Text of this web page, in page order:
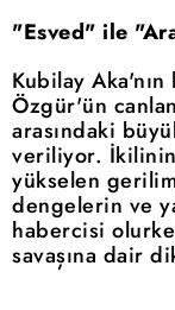
"Esved" ile
Kubilay
Özgür'ün
arasındaki
veriliyor. İkilinin
yükselen
dengelerin ve
habercisi
savaşına dair